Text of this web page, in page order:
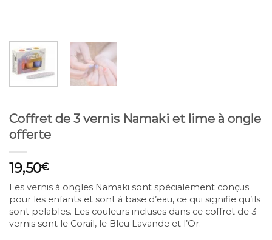
Coffret de 3 vernis Namaki et lime à ongle
offerte
19,50€
Les vernis à ongles Namaki sont spécialement conçus
pour les enfants et sont à base d’eau, ce qui signifie qu’ils
sont pelables. Les couleurs incluses dans ce coffret de 3
vernis sont le Corail, le Bleu Lavande et l’Or.